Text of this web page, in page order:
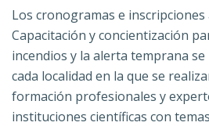
Los cronogramas e inscripciones
Capacitación y concientización
incendios y la alerta temprana
cada localidad en la que se
formación profesionales y
instituciones científicas con